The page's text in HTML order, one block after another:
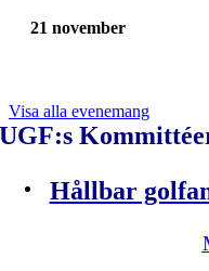
21 november
Visa alla evenemang
UGF:s
Hållbar